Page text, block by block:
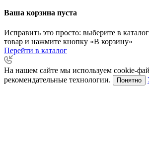
Ваша корзина пуста
Исправить это просто: выберите в
товар и нажмите кнопку «В корзину»
Перейти в каталог
На нашем сайте мы используем cookie-
рекомендательные технологии.
Понятно